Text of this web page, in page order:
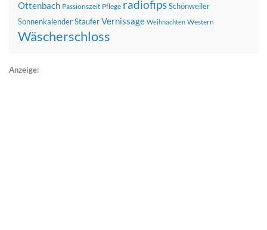
Ottenbach Passionszeit Pflege radiofipsSchönweiler
SonnenkalenderStauferVernissage Weihnachten Western
Wäscherschloss
Anzeige: